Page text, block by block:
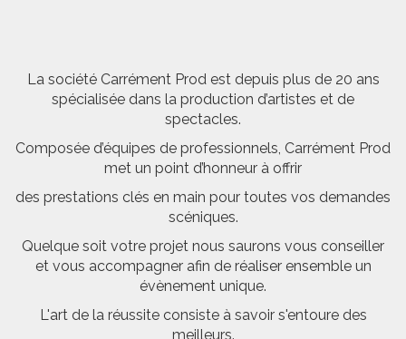
La société Carrément Prod est depuis plus de 20 ans
spécialisée dans la production d’artistes et de
spectacles.
Composée d’équipes de professionnels, Carrément Prod
met un point d’honneur à offrir
des prestations clés en main pour toutes vos demandes
scéniques.
Quelque soit votre projet nous saurons vous conseiller
et vous accompagner afin de réaliser ensemble un
évènement unique.
L'art de la réussite consiste à savoir s'entoure des
meilleurs.